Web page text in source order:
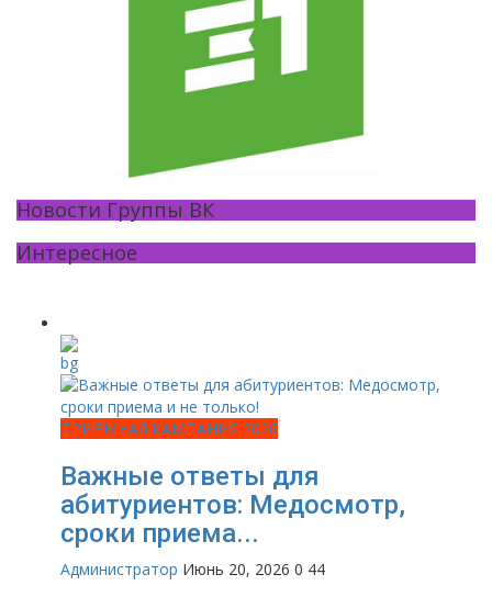
Новости Группы ВК
Интересное
ПРИЁМНАЯ КАМПАНИЯ 2026
Важные ответы для
абитуриентов: Медосмотр,
сроки приема...
Администратор Июнь 20, 2026 0 44